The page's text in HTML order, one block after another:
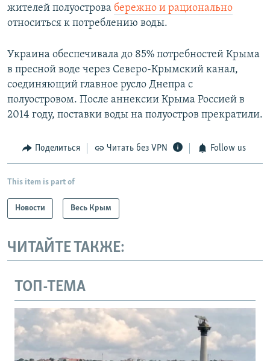
жителей полуострова бережно и рационально
относиться к потреблению воды.
Украина обеспечивала до 85% потребностей Крыма
в пресной воде через Северо-Крымский канал,
соединяющий главное русло Днепра с
полуостровом. После аннексии Крыма Россией в
2014 году, поставки воды на полуостров прекратили.
Поделиться Читать без VPN Follow us
This item is part of
Новости Весь Крым
ЧИТАЙТЕ ТАКЖЕ:
ТОП-ТЕМА